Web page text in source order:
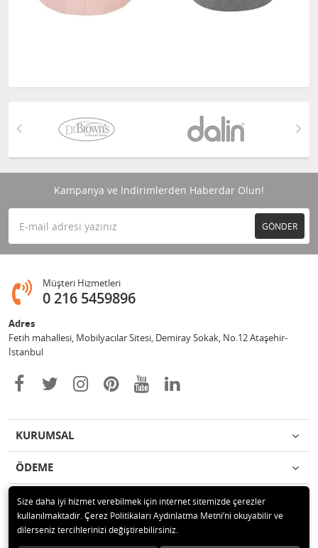
Kampanya ve İndirimlerden Haberdar Olun!
GÖNDER
Müşteri Hizmetleri
0 216 5459896
Adres
Fetih mahallesi, Mobilyacılar Sitesi, Demiray Sokak, No.12 Ataşehir-
İstanbul
KURUMSAL
ÖDEME
İLETİŞİM
© 2020 Leylek Mağazacılık Hizmetleri Ltd. Şti. Tüm hakları saklıdır.
Size daha iyi hizmet verebilmek için internet sitemizde çerezler
kullanılmaktadır. Çerez Politikaları Aydınlatma Metni’ni okuyabilir ve
dilerseniz tercihlerinizi değiştirebilirsiniz.